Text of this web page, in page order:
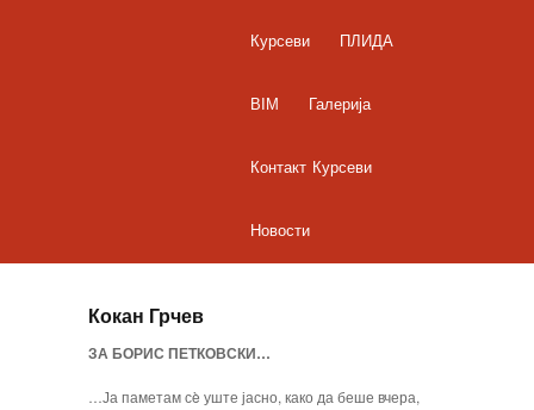
Курсеви ПЛИДА
BIM Галерија
Контакт Курсеви
Новости
Кокан Грчев
ЗА БОРИС ПЕТКОВСКИ…
…Ја паметам сè уште јасно, како да беше вчера,